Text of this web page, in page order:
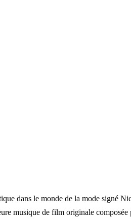
dans le monde de la mode signé
musique de film originale